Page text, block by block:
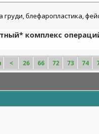
комплекс
< 26 66 72 73 74